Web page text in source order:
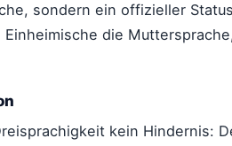
sondern ein offizieller
die
kein Hindernis: